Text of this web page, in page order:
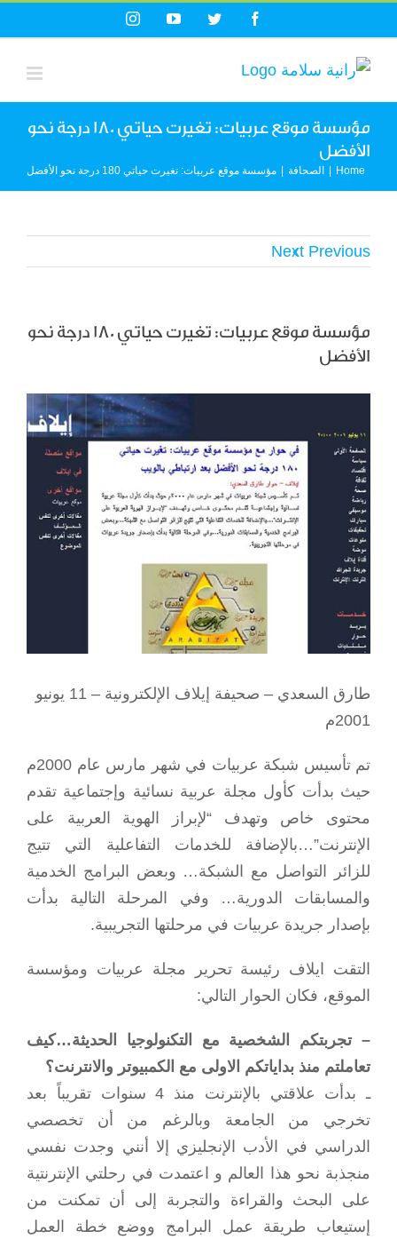
to
content
Facebook
Twitter
YouTube
Instagram
مؤسسة موقع عربيات: تغيرت حياتي 180 درجة نحو
الأفضل
Home الصحافة مؤسسة موقع عربيات: تغيرت حياتي 180 درجة نحو الأفضل
Previous
Next
مؤسسة موقع عربيات: تغيرت حياتي 180 درجة نحو
الأفضل
Larger
Image
طارق السعدي – صحيفة إيلاف الإلكترونية – 11 يونيو
2001م
تم تأسيس شبكة عربيات في شهر مارس عام 2000م
حيث بدأت كأول مجلة عربية نسائية وإجتماعية تقدم
محتوى خاص وتهدف “لإبراز الهوية العربية على
الإنترنت”…بالإضافة للخدمات التفاعلية التي تتيج
للزائر التواصل مع الشبكة… وبعض البرامج الخدمية
والمسابقات الدورية… وفي المرحلة التالية بدأت
بإصدار جريدة عربيات في مرحلتها التجريبية.
التقت ايلاف رئيسة تحرير مجلة عربيات ومؤسسة
الموقع، فكان الحوار التالي:
– تجربتكم الشخصية مع التكنولوجيا الحديثة…كيف
تعاملتم منذ بداياتكم الاولى مع الكمبيوتر والانترنت؟
ـ بدأت علاقتي بالإنترنت منذ 4 سنوات تقريباً بعد
تخرجي من الجامعة وبالرغم من أن تخصصي
الدراسي في الأدب الإنجليزي إلا أنني وجدت نفسي
منجذبة نحو هذا العالم و اعتمدت في رحلتي الإنترنتية
على البحث والقراءة والتجربة إلى أن تمكنت من
إستيعاب طريقة عمل البرامج ووضع خطة العمل